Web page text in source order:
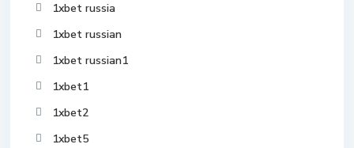
1xbet russia
1xbet russian
1xbet russian1
1xbet1
1xbet2
1xbet5